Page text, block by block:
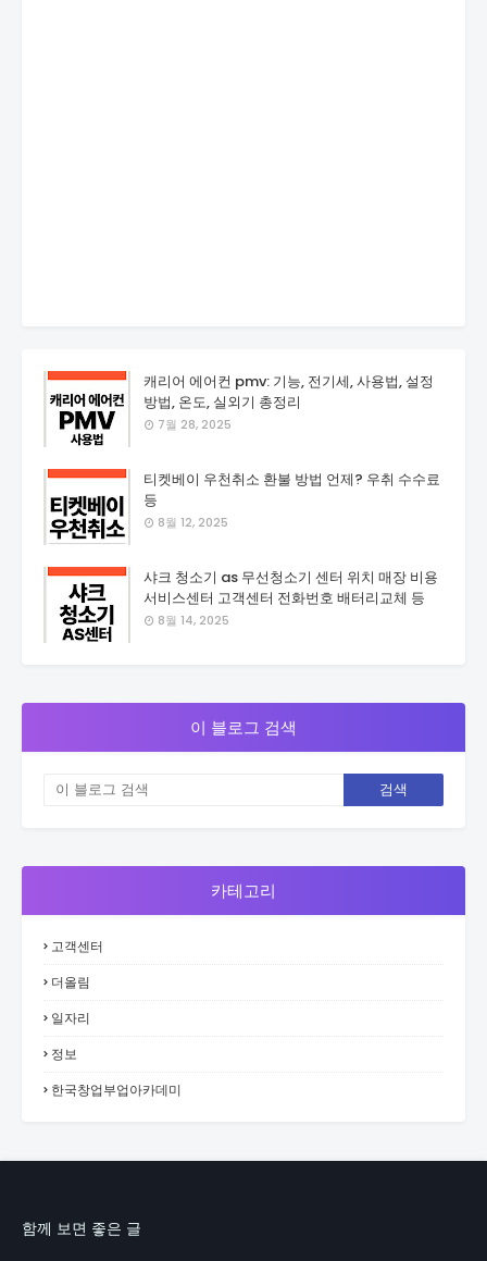
캐리어 에어컨 pmv: 기능, 전기세, 사용법, 설정
방법, 온도, 실외기 총정리
7월 28, 2025
티켓베이 우천취소 환불 방법 언제? 우취 수수료
등
8월 12, 2025
샤크 청소기 as 무선청소기 센터 위치 매장 비용
서비스센터 고객센터 전화번호 배터리교체 등
8월 14, 2025
이 블로그 검색
카테고리
고객센터
더올림
일자리
정보
한국창업부업아카데미
함께 보면 좋은 글